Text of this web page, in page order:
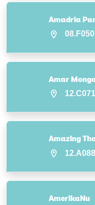
Amadria
08.F050
Amar
12.C071
Amazing
12.A088
AmerikaNu